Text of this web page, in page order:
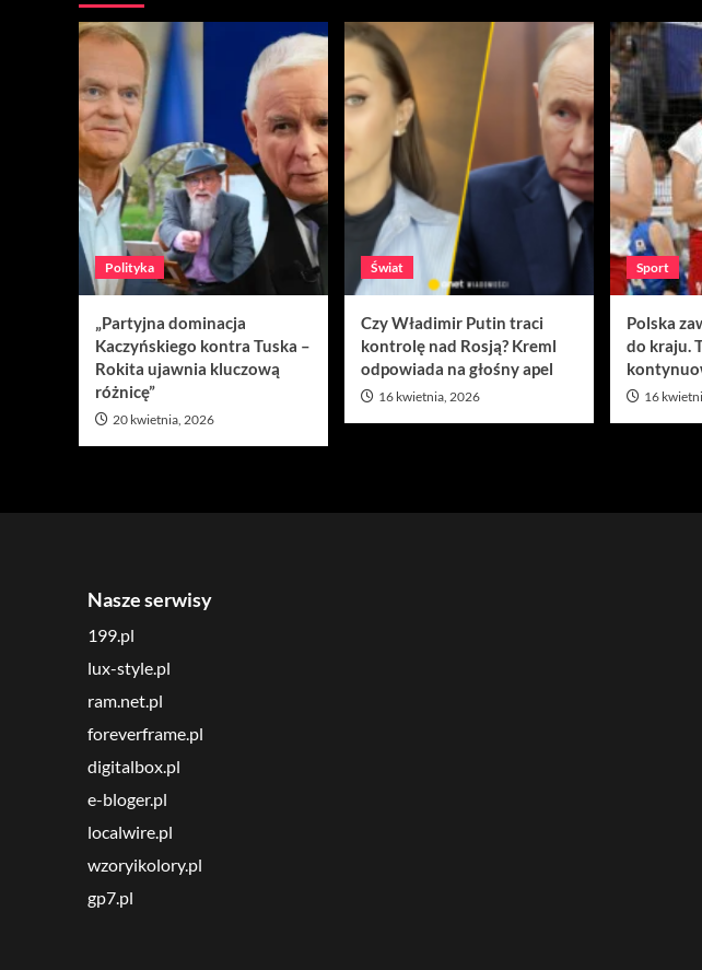
Polityka
„Partyjna dominacja
Kaczyńskiego kontra Tuska –
Rokita ujawnia kluczową
różnicę”
20 kwietnia, 2026
Świat
Czy Władimir Putin traci
kontrolę nad Rosją? Kreml
odpowiada na głośny apel
16 kwietnia, 2026
Sport
Polska
do kraju.
16
Nasze serwisy
199.pl
lux-style.pl
ram.net.pl
foreverframe.pl
digitalbox.pl
e-bloger.pl
localwire.pl
wzoryikolory.pl
gp7.pl